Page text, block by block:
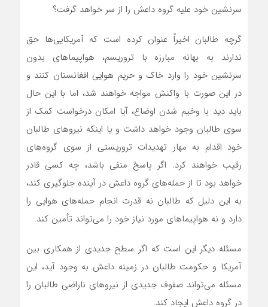
سرنشین خود علیه گروه داعش را از سر خواهد گرفت؟
گرچه طالبان اخیراً عنوان کرده است که آمریکایی‌ها حق
ندارند به بهانه مبارزه با تروریسم، هواپیماهای بدون
سرنشین خود را وارد خاک و حریم هوایی افغانستان کنند و
در این صورت با واکنش مواجه خواهند شد، اما با این حال
باید دید با وخیم شدن اوضاع، آیا امکان درخواست کمک از
سوی طالبان وجود خواهد داشت و یا اینکه نیروهای طالبان
خود اقدام به مهار تهدیدات تروریستی از سوی گروه‌های
رقیب خواهند کرد. اگر پاسخ منفی باشد، چه کسی قادر
خواهد بود تا از حمله‌های گروه داعش در آینده جلوگیری کند،
به این دلیل که طالبان نه قدرت انجام حمله‌های هوایی را
دارد و نه هواپیماهای مورد نیاز خود را می‌تواند تأمین کند.
مسئله دیگر این است که اگر سطح جدیدی از همکاری بین
آمریکا و حکومت طالبان در زمینه داعش به وجود آید، این
مسئله می‌تواند صفوف جدیدی از نیروهای ناراضی طالبان را
در گروه داعش ایجاد کند.